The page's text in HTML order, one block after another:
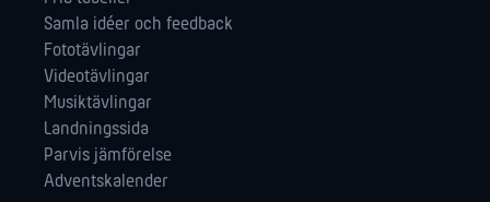
Samla idéer och feedback
Fototävlingar
Videotävlingar
Musiktävlingar
Landningssida
Parvis jämförelse
Adventskalender